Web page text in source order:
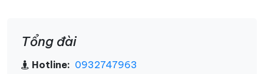
Tổng đài
Hotline: 0932747963